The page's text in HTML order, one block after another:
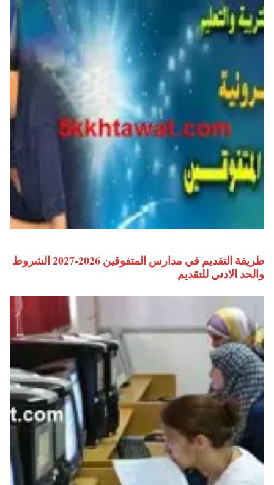
طريقة التقديم في مدارس المتفوقين 2026-2027 الشروط
والحد الادني للتقديم